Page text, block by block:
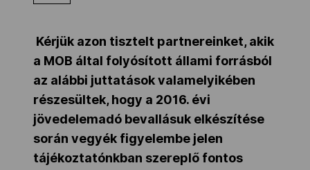
MOB
Kettőskarrier-program
Kérjük azon tisztelt partnereinket, akik
a MOB által folyósított állami forrásból
az alábbi juttatások valamelyikében
részesültek, hogy a 2016. évi
jövedelemadó bevallásuk elkészítése
során vegyék figyelembe jelen
tájékoztatónkban szereplő fontos